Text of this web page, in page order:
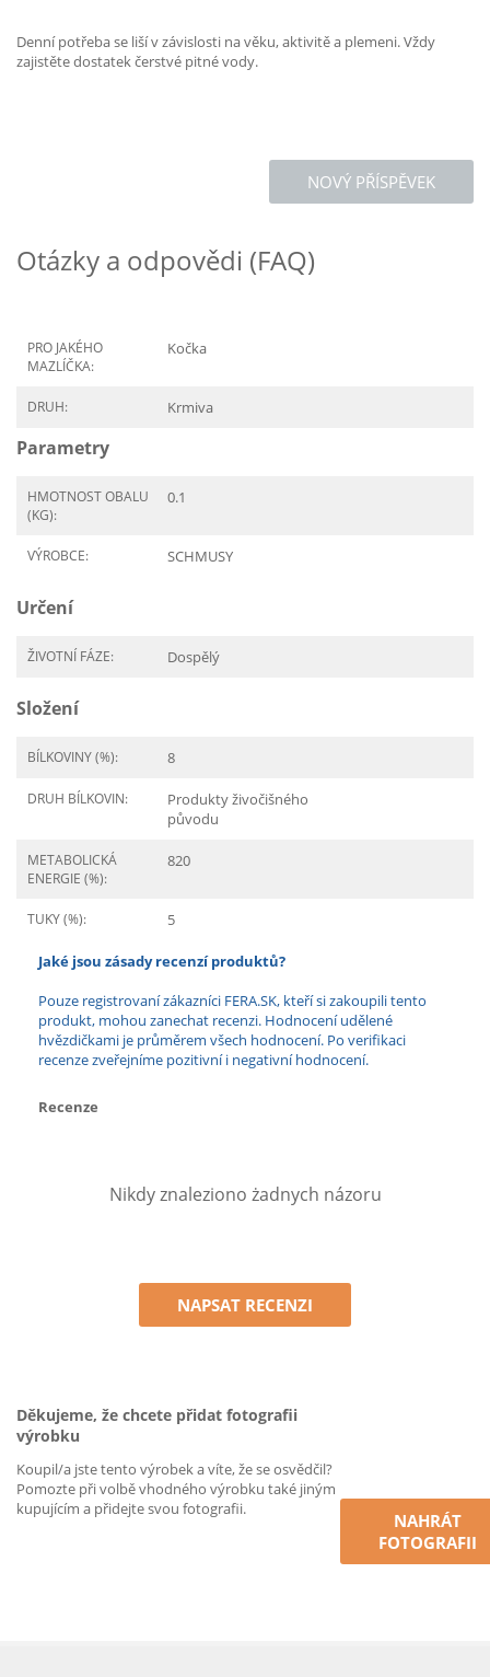
Denní potřeba se liší v závislosti na věku, aktivitě a plemeni. Vždy
zajistěte dostatek čerstvé pitné vody.
NOVÝ PŘÍSPĚVEK
Otázky a odpovědi (FAQ)
PRO JAKÉHO
MAZLÍČKA:
Kočka
DRUH: Krmiva
Parametry
HMOTNOST OBALU
(KG):
0.1
VÝROBCE: SCHMUSY
Určení
ŽIVOTNÍ FÁZE: Dospělý
Složení
BÍLKOVINY (%): 8
DRUH BÍLKOVIN:
Produkty živočišného
původu
METABOLICKÁ
ENERGIE (%):
820
TUKY (%): 5
Jaké jsou zásady recenzí produktů?
Pouze registrovaní zákazníci FERA.SK, kteří si zakoupili tento
produkt, mohou zanechat recenzi. Hodnocení udělené
hvězdičkami je průměrem všech hodnocení. Po verifikaci
recenze zveřejníme pozitivní i negativní hodnocení.
Recenze
Nikdy znaleziono żadnych názoru
NAPSAT RECENZI
Děkujeme, že chcete přidat fotografii
výrobku
Koupil/a jste tento výrobek a víte, že se osvědčil?
Pomozte při volbě vhodného výrobku také jiným
kupujícím a přidejte svou fotografii.
NAHRÁT
FOTOGRAFII